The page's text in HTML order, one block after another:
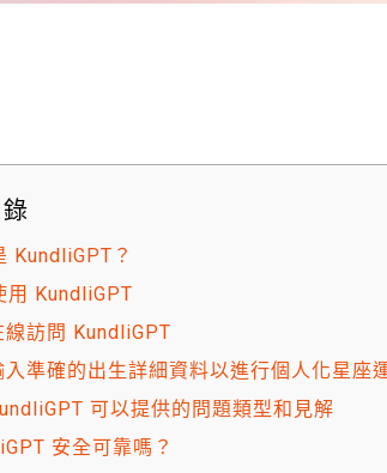
KundliGPT？
用 KundliGPT
線訪問 KundliGPT
入準確的出生詳細資料以進行個人化星座
可以提供的問題類型和見解
安全可靠嗎？